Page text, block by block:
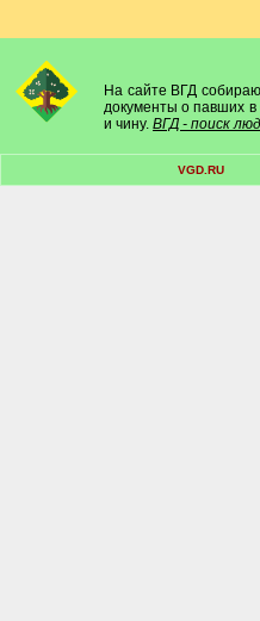
На сайте ВГД
документы о павших в
и чину. ВГД - поиск
VGD.RU